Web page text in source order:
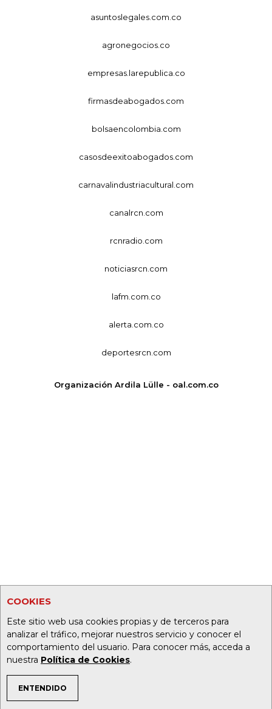
COOKIES
Este sitio web usa cookies propias y de terceros para
analizar el tráfico, mejorar nuestros servicio y conocer el
comportamiento del usuario. Para conocer más, acceda a
nuestra Política de Cookies.
ENTENDIDO
TEMAS DE INTERÉS
asuntoslegales.com.co
agronegocios.co
empresas.larepublica.co
firmasdeabogados.com
bolsaencolombia.com
casosdeexitoabogados.com
carnavalindustriacultural.com
canalrcn.com
rcnradio.com
noticiasrcn.com
lafm.com.co
alerta.com.co
deportesrcn.com
Organización Ardila Lülle - oal.com.co